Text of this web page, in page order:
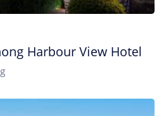
Harbour View Hotel